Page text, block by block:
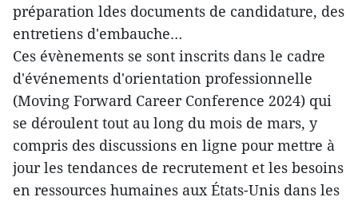
préparation ldes documents de candidature, des
entretiens d'embauche…
Ces évènements se sont inscrits dans le cadre
d'événements d'orientation professionnelle
(Moving Forward Career Conference 2024) qui
se déroulent tout au long du mois de mars, y
compris des discussions en ligne pour mettre à
jour les tendances de recrutement et les besoins
en ressources humaines aux États-Unis dans les